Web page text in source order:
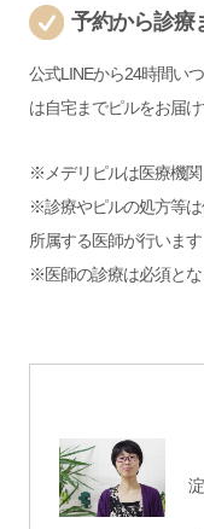
予約から診療
公式LINEから24時間い
は自宅までピルをお届
※メデリピルは医療機
※診療やピルの処方等
所属する医師が行います
※医師の診療は必須と